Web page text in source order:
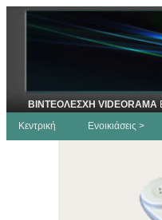
ΒΙΝΤΕΟΛΕΣΧΗ VIDEORAMA
Κεντρική
Ενοικιάσεις >